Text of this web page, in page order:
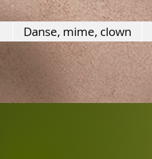
Danse, mime, clown